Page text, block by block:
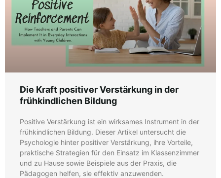
Die Kraft positiver Verstärkung in der
frühkindlichen Bildung
Positive Verstärkung ist ein wirksames Instrument in der
frühkindlichen Bildung. Dieser Artikel untersucht die
Psychologie hinter positiver Verstärkung, ihre Vorteile,
praktische Strategien für den Einsatz im Klassenzimmer
und zu Hause sowie Beispiele aus der Praxis, die
Pädagogen helfen, sie effektiv anzuwenden.